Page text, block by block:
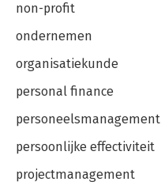
non-profit
ondernemen
organisatiekunde
personal finance
personeelsmanagement
persoonlijke effectiviteit
projectmanagement